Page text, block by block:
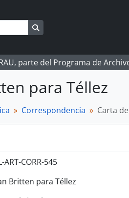
parte del Programa de
para Téllez
Correspondencia Carta
ART-CORR-545
Britten para Téllez